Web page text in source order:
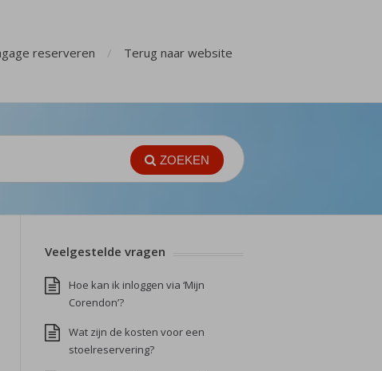
reserveren Terug naar website
ZOEKEN
Veelgestelde vragen
Hoe kan ik inloggen via ‘Mijn
Corendon’?
Wat zijn de kosten voor een
stoelreservering?